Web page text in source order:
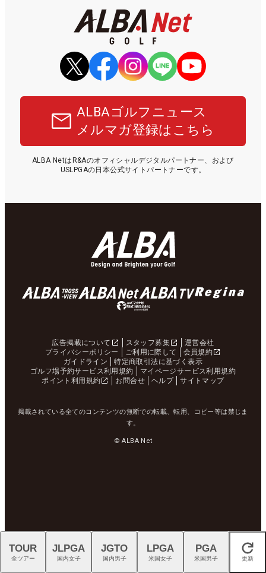
ALBAゴルフニュース
メルマガ登録はこちら
ALBA NetはR&Aのオフィシャルデジタルパートナー、および
USLPGAの日本公式サイトパートナーです。
広告掲載について スタッフ募集
運営会社
プライバシーポリシー
ご利用に際して
会員規約
ガイドライン
特定商取引法に基づく表示
ゴルフ場予約サービス利用規約
マイページサービス利用規約
ポイント利用規約
お問合せ ヘルプ サイトマップ
掲載されている全てのコンテンツの無断での転載、転用、コピー等は禁じま
す。
© ALBA Net
閉じる
TOUR
全ツアー
JLPGA
国内女子
JGTO
国内男子
LPGA
米国女子
PGA
米国男子 更新